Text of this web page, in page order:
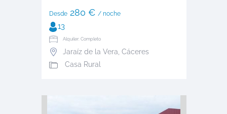
Desde280 € / noche
13
Alquiler: Completo
Jaraíz de la Vera Cáceres
Casa Rural